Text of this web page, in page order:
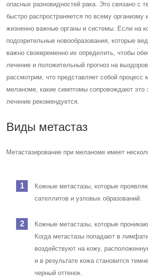
опасных разновидностей рака. Это связано с
быстро распространяется по всему организму
жизненно важные органы и системы. Если на
подозрительные новообразования, которые
важно своевременно их определить, чтобы
лечение и положительный прогноз на
рассмотрим, что представляет собой процесс
меланоме, какие симптомы сопровождают это
лечение рекомендуется.
Виды метастаз
Метастазирование при меланоме имеет
Кожные метастазы, которые
сателлитов и узловых образований.
Кожные метастазы, которые
Когда метастазы попадают в
воздействуют на кожу,
и в результате кожа становится
черный оттенок.